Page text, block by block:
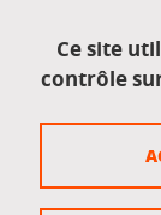
Données
Crédits
Ce site
contrôle